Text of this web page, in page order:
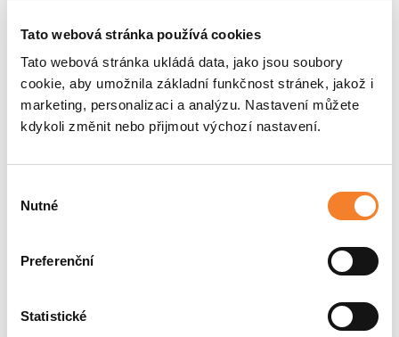
Tato webová stránka používá cookies
Tato webová stránka ukládá data, jako jsou soubory
cookie, aby umožnila základní funkčnost stránek, jakož i
marketing, personalizaci a analýzu. Nastavení můžete
kdykoli změnit nebo přijmout výchozí nastavení.
souhlasu
Nutné
Preferenční
Statistické